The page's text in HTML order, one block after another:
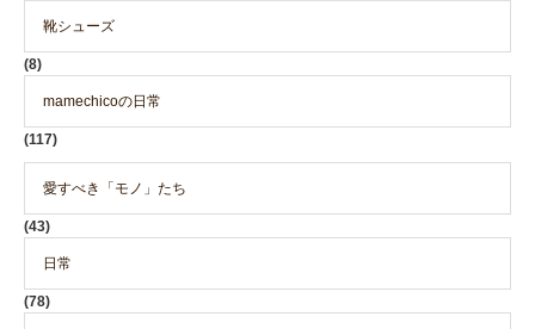
靴シューズ
(8)
mamechicoの日常
(117)
愛すべき「モノ」たち
(43)
日常
(78)